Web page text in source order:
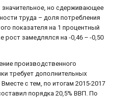
но сдерживающее
труда – доля потребления
показателя на 1 процентный
рост замедлялся на -0,46 – -0,50
производственного
требует дополнительных
с тем, по итогам 2015-2017
порядка 20,5% ВВП. По